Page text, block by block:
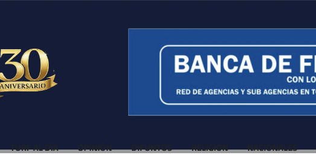
TURF AL DÍA OPINIÓN DIFUNTOS RELIGIÓN NACIONALES